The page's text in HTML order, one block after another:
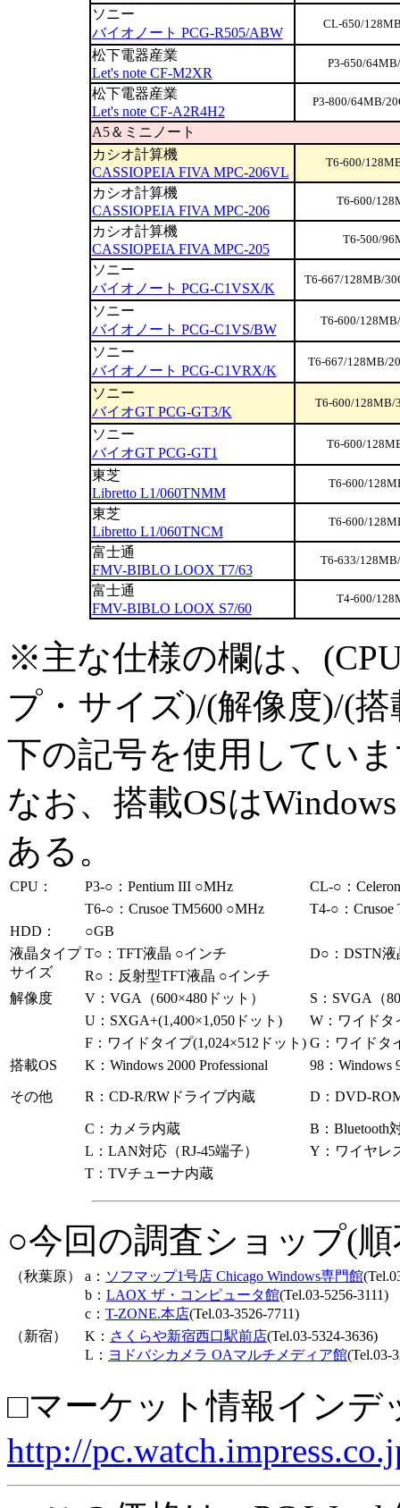
ソニー
バイオノート PCG-R505/ABW
CL-650/
松下電器産業
Let's note CF-M2XR
P3-650/
松下電器産業
Let's note CF-A2R4H2
P3-800/64MB/
A5＆ミニノート
カシオ計算機
CASSIOPEIA FIVA MPC-206VL
T6-600/
カシオ計算機
CASSIOPEIA FIVA MPC-206
T6-600/
カシオ計算機
CASSIOPEIA FIVA MPC-205
T6-500/
ソニー
バイオノート PCG-C1VSX/K
T6-667/128MB/
ソニー
バイオノート PCG-C1VS/BW
T6-600/
ソニー
バイオノート PCG-C1VRX/K
T6-667/128MB/
ソニー
バイオGT PCG-GT3/K
T6-600/128MB/
ソニー
バイオGT PCG-GT1
T6-600/
東芝
Libretto L1/060TNMM
T6-600/
東芝
Libretto L1/060TNCM
T6-600/
富士通
FMV-BIBLO LOOX T7/63
T6-633/
富士通
FMV-BIBLO LOOX S7/60
T4-600/
※主な仕様の欄は、
プ・サイズ)/(解像度)/(
下の記号を使用してい
なお、搭載OSは
ある。
CPU： P3-○：Pentium III ○MHz
CL-○：
T6-○：Crusoe TM5600 ○MHz
T4-○：
HDD：
○GB
液晶タイプ
サイズ
T○：TFT液晶 ○インチ
D○：DSTN
R○：反射型TFT液晶 ○インチ
解像度
V：VGA（600×480ドット）
S：SVGA（
U：SXGA+(1,400×1,050ドット)
W：ワイドタ
F：ワイドタイプ(1,024×512ドット) G：ワイドタ
搭載OS
K：Windows 2000 Professional 98：Windows
その他 R：CD-R/RWドライブ内蔵 D：DVD-
C：カメラ内蔵
B：Bluetooth
L：LAN対応（RJ-45端子）
Y：ワイヤレ
T：TVチューナ内蔵
○今回の調査ショップ(
（秋葉原） a： ソフマップ1号店 Chicago Windows専門館
b： LAOX ザ・コンピュータ館(Tel.03-5256-3111)
c： T-ZONE.本店(Tel.03-3526-7711)
（新宿）
K： さくらや新宿西口駅前店(Tel.03-5324-3636)
L： ヨドバシカメラ OAマルチメディア館(Tel.03-
□マーケット情報インデ
http://